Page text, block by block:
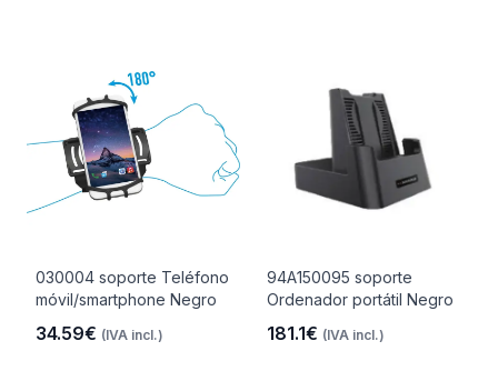
030004 soporte Teléfono
móvil/smartphone Negro
34.59€ (IVA incl.)
94A150095 soporte
Ordenador portátil Negro
181.1€ (IVA incl.)